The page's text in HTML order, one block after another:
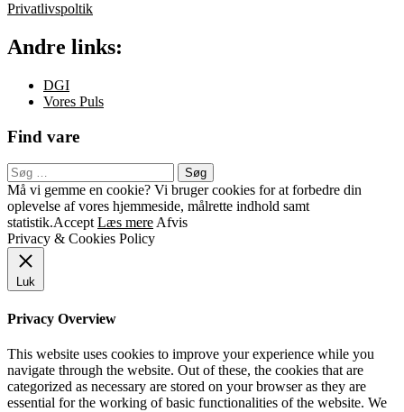
Privatlivspoltik
Andre links:
DGI
Vores Puls
Find vare
Søg
efter:
Sekundær
menu
Må vi gemme en cookie? Vi bruger cookies for at forbedre din
oplevelse af vores hjemmeside, målrette indhold samt
statistik.Accept Læs mere Afvis
Privacy & Cookies Policy
Luk
Privacy Overview
This website uses cookies to improve your experience while you
navigate through the website. Out of these, the cookies that are
categorized as necessary are stored on your browser as they are
essential for the working of basic functionalities of the website. We